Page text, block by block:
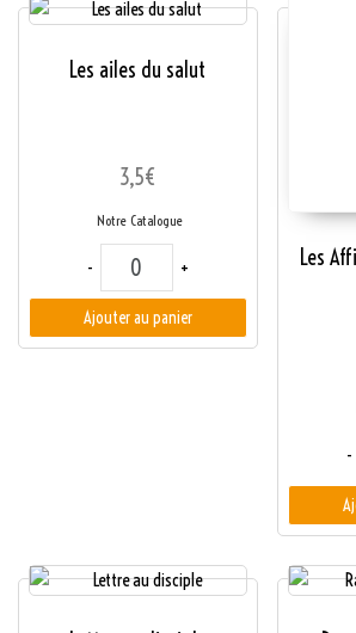
Les ailes du salut
3,5€
Notre Catalogue
- quantité de Les ailes du salut
+
Ajouter au panier
Les
-